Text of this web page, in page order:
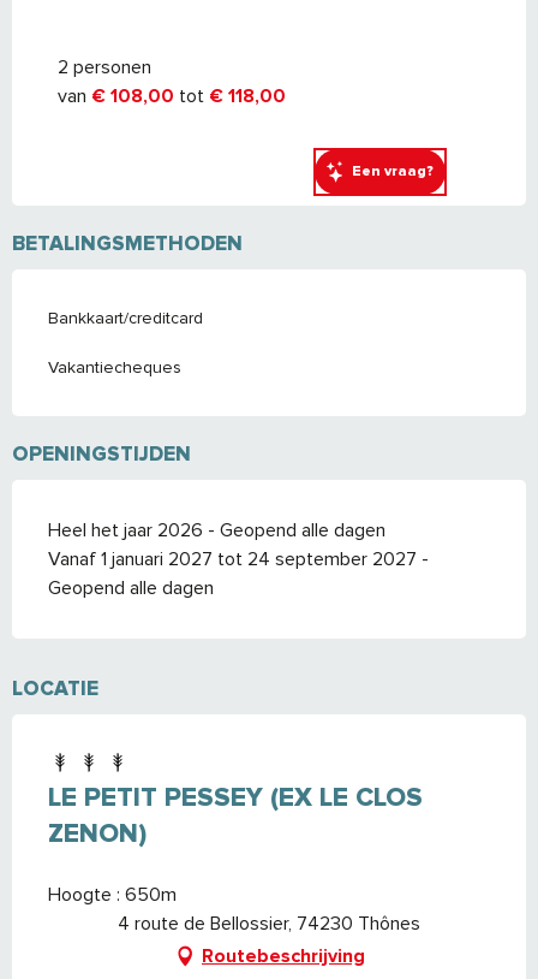
Een vraag?
2 personen
van € 108,00 tot € 118,00
BETALINGSMETHODEN
Bankkaart/creditcard
Vakantiecheques
OPENINGSTIJDEN
Heel het jaar 2026 - Geopend alle dagen
Vanaf 1 januari 2027 tot 24 september 2027 -
Geopend alle dagen
LOCATIE
LE PETIT PESSEY (EX LE CLOS
ZENON)
Hoogte : 650m
4 route de Bellossier, 74230 Thônes
Routebeschrijving